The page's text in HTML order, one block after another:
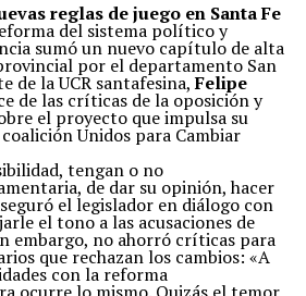
reglas de juego en Santa Fe
del sistema político y
sumó un nuevo capítulo de alta
por el departamento San
de la UCR santafesina,Felipe
de las críticas de la oposición y
el proyecto que impulsa su
Unidos para Cambiar
tengan o no
de dar su opinión, hacer
el legislador en diálogo con
el tono a las acusaciones de
embargo, no ahorró críticas para
que rechazan los cambios: «A
con la reforma